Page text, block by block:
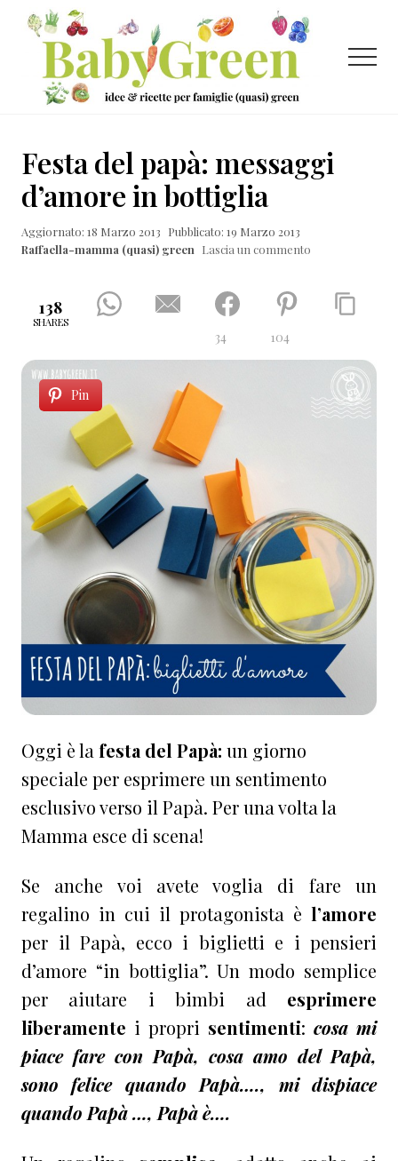
Menu
Passa
contenuto
principale
Passa
laterale
primaria
Passa
ricette
per
famiglie
Menu
Festa del papà: messaggi
d’amore in bottiglia
Aggiornato: 18 Marzo 2013 Pubblicato: 19 Marzo 2013
Raffaella-mamma (quasi) green Lascia un commento
138
SHARES
34 104
Pin
Oggi è la festa del Papà: un giorno
speciale per esprimere un sentimento
esclusivo verso il Papà. Per una volta la
Mamma esce di scena!
Se anche voi avete voglia di fare un
regalino in cui il protagonista è l’amore
per il Papà, ecco i biglietti e i pensieri
d’amore “in bottiglia”. Un modo semplice
per aiutare i bimbi ad esprimere
liberamente i propri sentimenti: cosa mi
piace fare con Papà, cosa amo del Papà,
sono felice quando Papà…., mi dispiace
quando Papà …, Papà è….